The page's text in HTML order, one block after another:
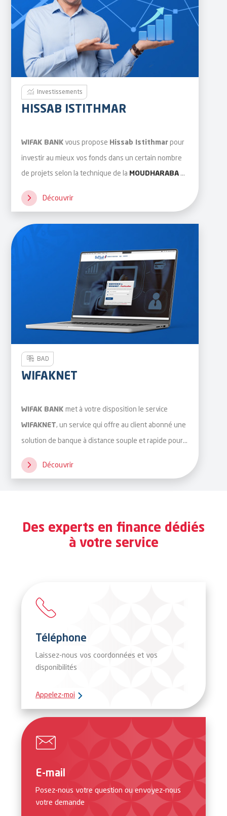
Investissements
HISSAB ISTITHMAR
WIFAK BANK vous propose Hissab Istithmar pour
investir au mieux vos fonds dans un certain nombre
de projets selon la technique de la MOUDHARABA et
ce, conformément aux principes de la finance
islamique.
Découvrir
BAD
WIFAKNET
WIFAK BANK met à votre disposition le service
WIFAKNET, un service qui offre au client abonné une
solution de banque à distance souple et rapide pour
gérer ses comptes à distance.
Découvrir
Des experts en finance dédiés
à votre service
Téléphone
Laissez-nous vos coordonnées et vos
disponibilités
Appelez-moi
E-mail
Posez-nous votre question ou envoyez-nous
votre demande